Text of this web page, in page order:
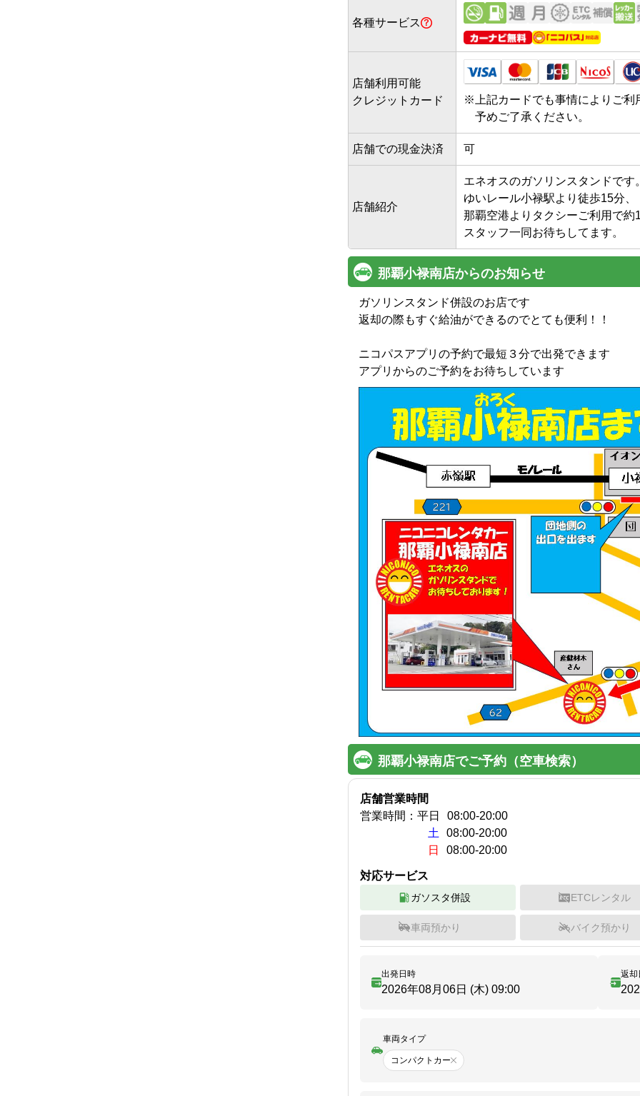
各種サービス
店舗利用可能
クレジットカード
※ 上記カードでも事情によりご
予めご了承ください。
店舗での現金決済 可
店舗紹介
エネオスのガソリンスタンドです
ゆいレール小禄駅より徒歩15分、
那覇空港よりタクシーご利用で約
スタッフ一同お待ちしてます。
那覇小禄南店からのお知らせ
ガソリンスタンド併設のお店です
返却の際もすぐ給油ができるのでとても便利！！
ニコパスアプリの予約で最短３分で出発できます
アプリからのご予約をお待ちしています
那覇小禄南店でご予約（空車検索）
店舗営業時間
営業時間： 平日 08:00-20:00
土
08:00-20:00
日
08:00-20:00
対応サービス
ガソスタ併設 ETCレンタル
車両預かり バイク預かり
出発日時
2026年08月06日 (木) 09:00
返却
車両タイプ
コンパクトカー